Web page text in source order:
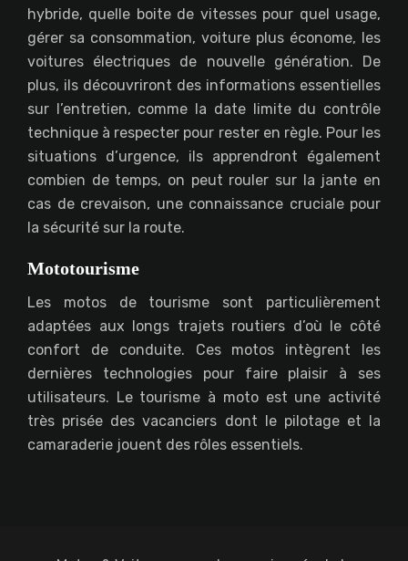
hybride, quelle boite de vitesses pour quel usage,
gérer sa consommation, voiture plus économe, les
voitures électriques de nouvelle génération. De
plus, ils découvriront des informations essentielles
sur l’entretien, comme la date limite du contrôle
technique à respecter pour rester en règle. Pour les
situations d’urgence, ils apprendront également
combien de temps, on peut rouler sur la jante en
cas de crevaison, une connaissance cruciale pour
la sécurité sur la route.
Mototourisme
Les motos de tourisme sont particulièrement
adaptées aux longs trajets routiers d’où le côté
confort de conduite. Ces motos intègrent les
dernières technologies pour faire plaisir à ses
utilisateurs. Le tourisme à moto est une activité
très prisée des vacanciers dont le pilotage et la
camaraderie jouent des rôles essentiels.